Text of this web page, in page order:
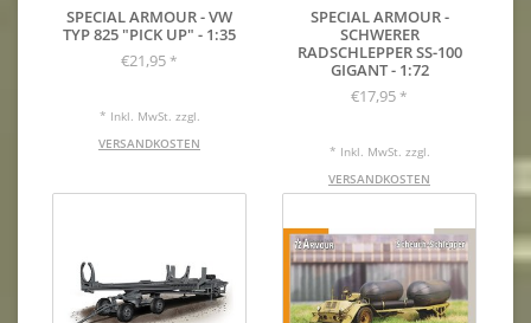
SPECIAL ARMOUR - VW
TYP 825 "PICK UP" - 1:35
€21,95 *
* Inkl. MwSt. zzgl.
VERSANDKOSTEN
SPECIAL ARMOUR -
SCHWERER
RADSCHLEPPER SS-100
GIGANT - 1:72
€17,95 *
* Inkl. MwSt. zzgl.
VERSANDKOSTEN